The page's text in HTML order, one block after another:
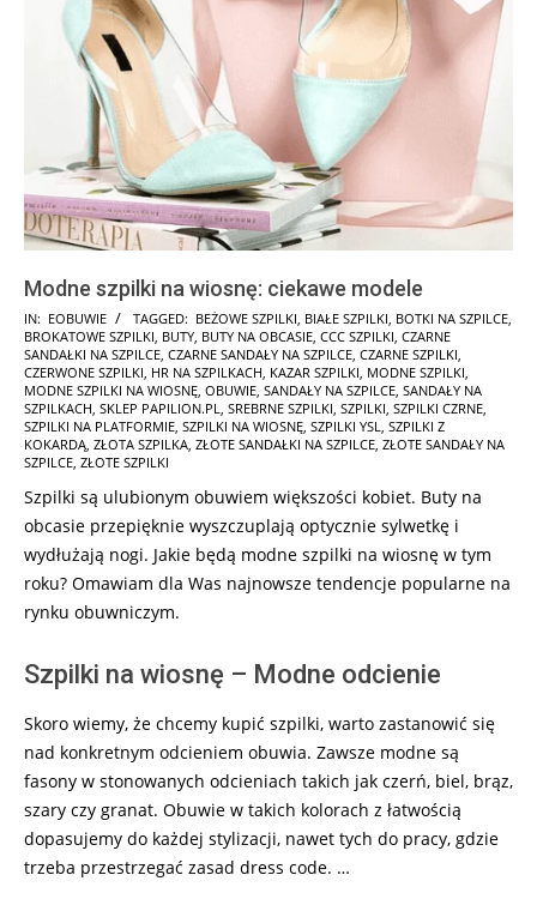
Modne szpilki na wiosnę: ciekawe modele
2025-
01-
27
IN: EOBUWIE TAGGED: BEŻOWE SZPILKI BIAŁE SZPILKI BOTKI NA SZPILCE
BROKATOWE SZPILKI BUTY BUTY NA OBCASIE CCC SZPILKI CZARNE
SANDAŁKI NA SZPILCE CZARNE SANDAŁY NA SZPILCE CZARNE SZPILKI
CZERWONE SZPILKI HR NA SZPILKACH KAZAR SZPILKI MODNE SZPILKI
MODNE SZPILKI NA WIOSNĘ OBUWIE SANDAŁY NA SZPILCE SANDAŁY NA
SZPILKACH SKLEP PAPILION.PL SREBRNE SZPILKI SZPILKI SZPILKI CZRNE
SZPILKI NA PLATFORMIE SZPILKI NA WIOSNĘ SZPILKI YSL
SZPILKI Z
KOKARDĄ ZŁOTA SZPILKA ZŁOTE SANDAŁKI NA SZPILCE ZŁOTE SANDAŁY NA
SZPILCE ZŁOTE SZPILKI
Szpilki są ulubionym obuwiem większości kobiet. Buty na
obcasie przepięknie wyszczuplają optycznie sylwetkę i
wydłużają nogi. Jakie będą modne szpilki na wiosnę w tym
roku? Omawiam dla Was najnowsze tendencje popularne na
rynku obuwniczym.
Szpilki na wiosnę – Modne odcienie
Skoro wiemy, że chcemy kupić szpilki, warto zastanowić się
nad konkretnym odcieniem obuwia. Zawsze modne są
fasony w stonowanych odcieniach takich jak czerń, biel, brąz,
szary czy granat. Obuwie w takich kolorach z łatwością
dopasujemy do każdej stylizacji, nawet tych do pracy, gdzie
trzeba przestrzegać zasad dress code. …